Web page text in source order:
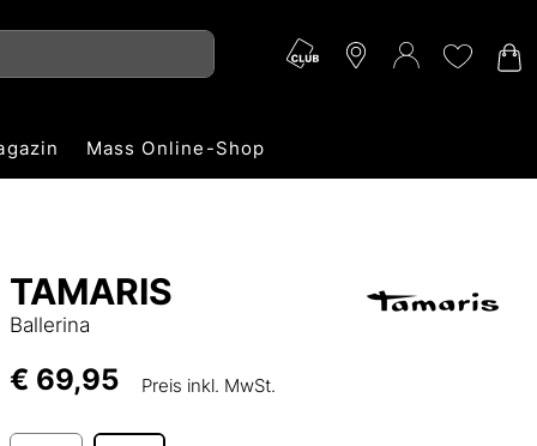
Mass Online-Shop
TAMARIS
Ballerina
€ 69,95 Preis inkl. MwSt.